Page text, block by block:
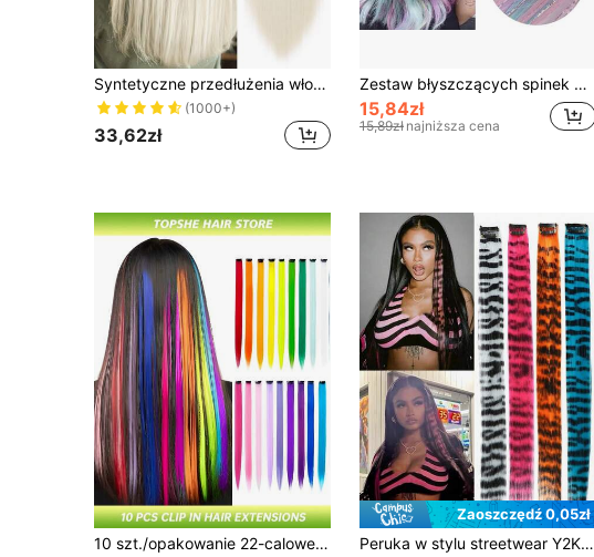
Syntetyczne przedłużenia włosów, proste przedłużenia włosów na klipsach 22 cale, 7 szt./zestaw, 16 klipsów, długie proste przedłużenia włosów na klipsach
(1000+)
33,62zł
Zestaw błyszczących spinek do włosów, 22 cale, kolorowe spinki do włosów z brokatem wróżki, odpowiednie dla kobiet i dziewcząt, codzienny urok, świąteczny akcent, Walentynki, Nowy Rok (mieszane kolory)
15,84zł
15,89zł najniższa cena
10 szt./opakowanie 22-calowe kolorowe doczepiane włosy – długie, proste, syntetyczne włosy, w zestawie zielony kolor z motywem Dnia Świętego Patryka, idealne na festiwal Coachella, festiwale muzyczne, cosplay, imprezy i prezenty świąteczne dla kobiet
Zaoszczędź 0,05zł
Peruka w stylu streetwear Y2K z nadrukiem w panterkę